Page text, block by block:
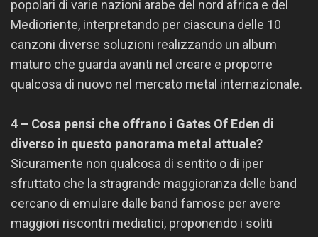
popolari di varie nazioni arabe del nord africa e del
Medioriente, interpretando per ciascuna delle 10
canzoni diverse soluzioni realizzando un album
maturo che guarda avanti nel creare e proporre
qualcosa di nuovo nel mercato metal internazionale.
4 – Cosa pensi che offrano i Gates Of Eden di
diverso in questo panorama metal attuale?
Sicuramente non qualcosa di sentito o di iper
sfruttato che la stragrande maggioranza delle band
cercano di emulare dalle band famose per avere
maggiori riscontri mediatici, proponendo i soliti